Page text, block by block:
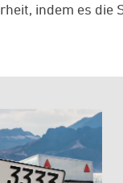
indem es